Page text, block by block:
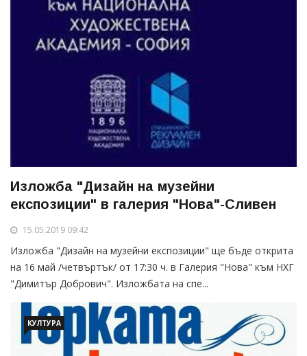
Изложба "Дизайн на музейни
експозиции" в галерия "Нова"-Сливен
15.05.2019 09:42
Изложба "Дизайн на музейни експозиции" ще бъде открита
на 16 май /четвъртък/ от 17:30 ч. в Галерия "Нова" към НХГ
"Димитър Добрович". Изложбата на спе...
КУЛТУРА